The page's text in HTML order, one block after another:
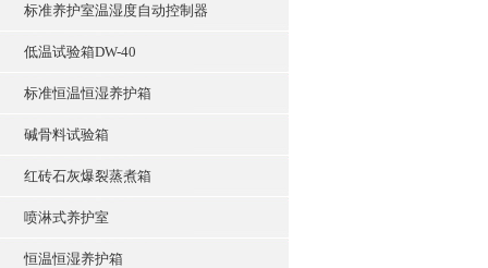
标准养护室温湿度自动控制器
低温试验箱DW-40
标准恒温恒湿养护箱
碱骨料试验箱
红砖石灰爆裂蒸煮箱
喷淋式养护室
恒温恒湿养护箱